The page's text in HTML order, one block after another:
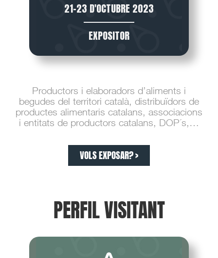
21-23 D'OCTUBRE 2023
EXPOSITOR
Productors i elaboradors d’aliments i
begudes del territori català, distribuïdors de
productes alimentaris catalans, associacions
i entitats de productors catalans, DOP´s,…
VOLS EXPOSAR? >
PERFIL VISITANT